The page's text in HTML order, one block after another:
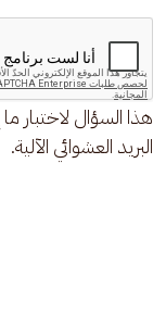
هذا السؤال لاختبار
البريد العشوائي الآلية.